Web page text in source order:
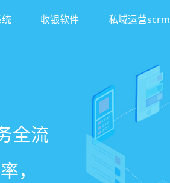
收银软件 私域运营scrm
门
全流
，
红社
速
线上
，